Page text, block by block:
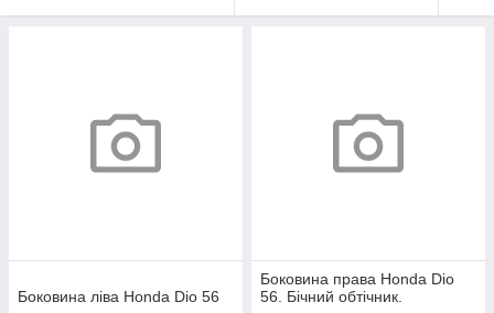
Боковина ліва Honda Dio 56
Боковина права Honda Dio
56. Бічний обтічник.